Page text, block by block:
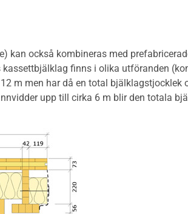
kan också kombineras med
finns i olika utföranden
m men har då en total bjälklagstjocklek
upp till cirka 6 m blir den totala